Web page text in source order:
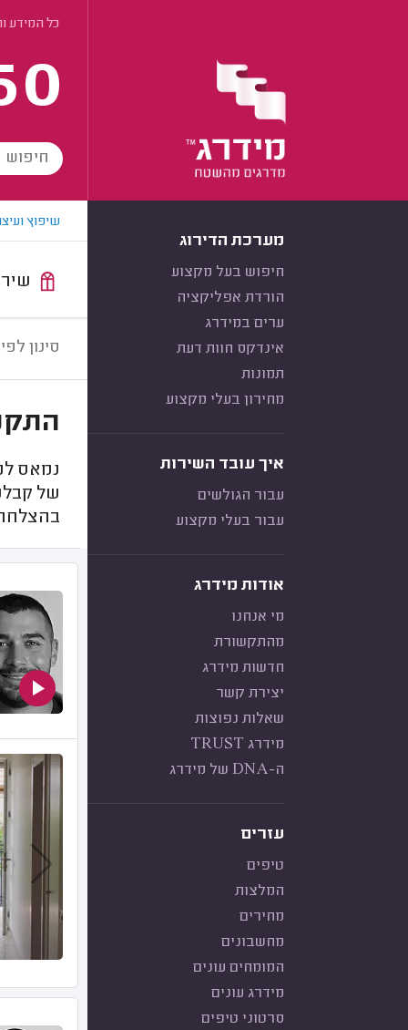
כל המידע
מערכת הדירוג
חיפוש בעל מקצוע
הורדת אפליקציה
ערים במידרג
אינדקס חוות דעת
תמונות
מחירון בעלי מקצוע
איך עובד השירות
עבור הגולשים
עבור בעלי מקצוע
אודות מידרג
מי אנחנו
מהתקשורת
חדשות מידרג
יצירת קשר
שאלות נפוצות
מידרג TRUST
ה-DNA של מידרג
עזרים
טיפים
המלצות
מחירים
מחשבונים
המומחים עונים
מידרג עונים
סרטוני טיפים
שיפוץ
סינון
נמאס
של